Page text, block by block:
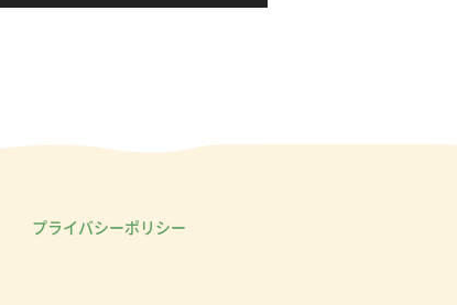
プライバシーポリシー